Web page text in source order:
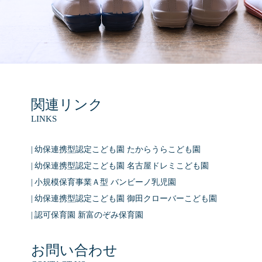
関連リンク
LINKS
幼保連携型認定こども園 たからうらこども園
幼保連携型認定こども園 名古屋ドレミこども園
小規模保育事業Ａ型 バンビーノ乳児園
幼保連携型認定こども園 御田クローバーこども園
認可保育園 新富のぞみ保育園
お問い合わせ